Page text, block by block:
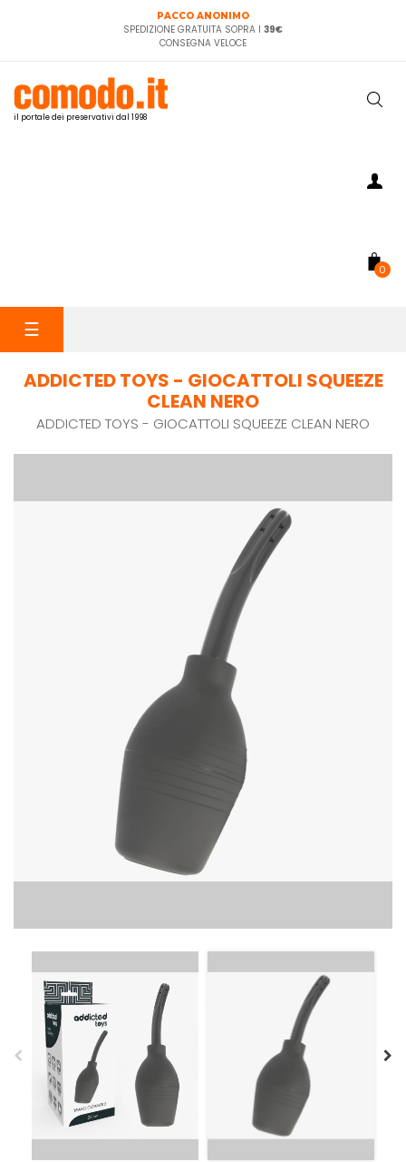
PACCO ANONIMO
SPEDIZIONE GRATUITA SOPRA I 39€
CONSEGNA VELOCE
il portale dei preservativi dal 1998
0
navigazione
☰
ADDICTED TOYS - GIOCATTOLI SQUEEZE
CLEAN NERO
ADDICTED TOYS - GIOCATTOLI SQUEEZE CLEAN NERO